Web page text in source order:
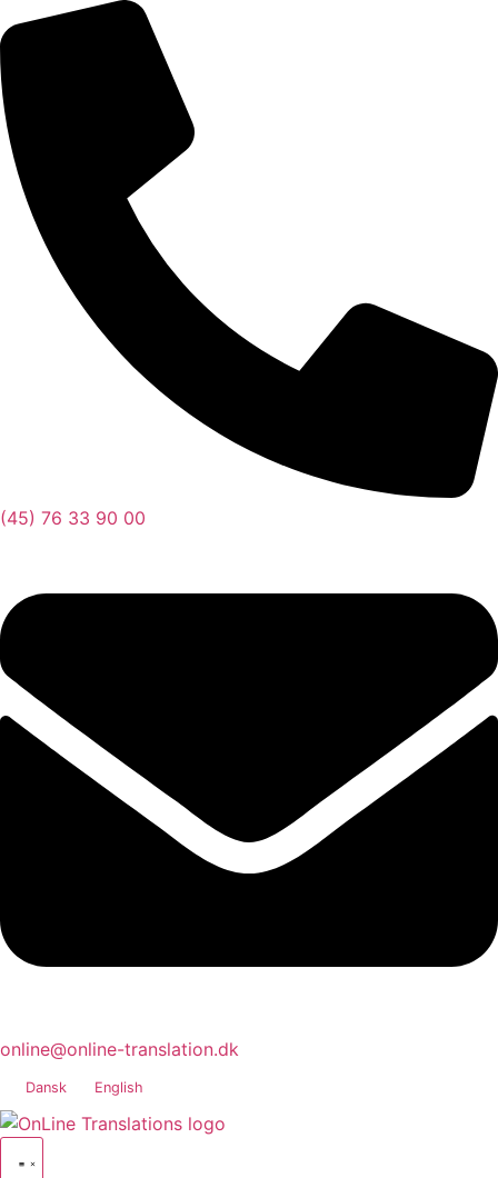
Videre
til
indhold
(45) 76 33 90 00
online@online-translation.dk
Dansk English